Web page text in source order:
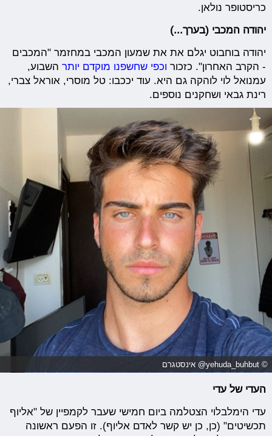
כריסטופר נולאן.
יהודה המכבי (בערך...)
יהודה בוחבוט יגלם את את שמעון המכבי במחזמר "המכבים
- הקרב האחרון". כזכור וכפי שחשפנו מוקדם יותר השבוע,
עמנואל לוי לוהקה גם היא. עוד יככבו: טל מוסרי, אוראל צברי,
רינת גבאי ושחקנים נוספים.
© yehuda_buhbut@ אינסטגרם
העדי של עדי
עדי הימלבלוי הצטלמה ביום חמישי שעבר לקמפיין של "אליוף
תכשיטים" (כן, כן יש קשר לאדם אליוף). זו הפעם ראשונה